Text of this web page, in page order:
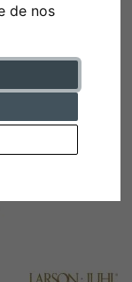
de nos